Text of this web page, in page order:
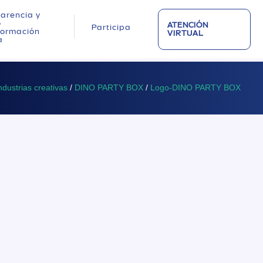
y
Participa
ATENCIÓN
VIRTUAL
creativas / DINO PARTY BOX / Logo-DINO PARTY BOX